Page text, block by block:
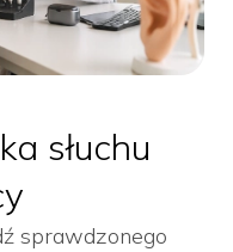
słuchu
sprawdzonego